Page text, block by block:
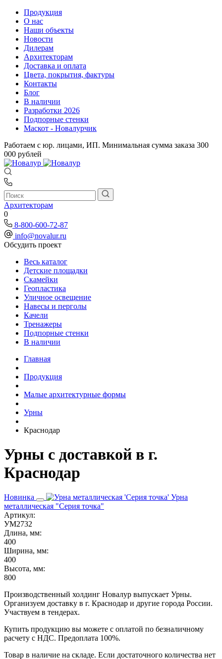
Продукция
О нас
Наши объекты
Новости
Дилерам
Архитекторам
Доставка и оплата
Цвета, покрытия, фактуры
Контакты
Блог
В наличии
Разработки 2026
Подпорные стенки
Маскот - Новалурчик
Работаем с юр. лицами, ИП. Минимальная сумма заказа 300
000 рублей
Архитекторам
0
8-800-600-72-87
info@novalur.ru
Обсудить проект
Весь каталог
Детские площадки
Скамейки
Геопластика
Уличное освещение
Навесы и перголы
Качели
Тренажеры
Подпорные стенки
В наличии
Главная
Продукция
Малые архитектурные формы
Урны
Краснодар
Урны с доставкой в г.
Краснодар
Новинка
Урна
металлическая "Серия точка"
Артикул:
УМ2732
Длина, мм:
400
Ширина, мм:
400
Высота, мм:
800
Производственный холдинг Новалур выпускает Урны.
Организуем доставку в г. Краснодар и другие города России.
Участвуем в тендерах.
Купить продукцию вы можете с оплатой по безналичному
расчету с НДС. Предоплата 100%.
Товар в наличие на складе. Если достаточного количества нет